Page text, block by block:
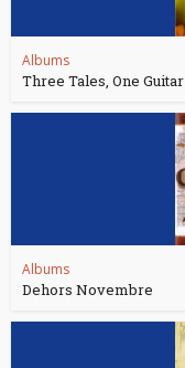
Albums
Three Tales, One Guitar
Albums
Dehors Novembre